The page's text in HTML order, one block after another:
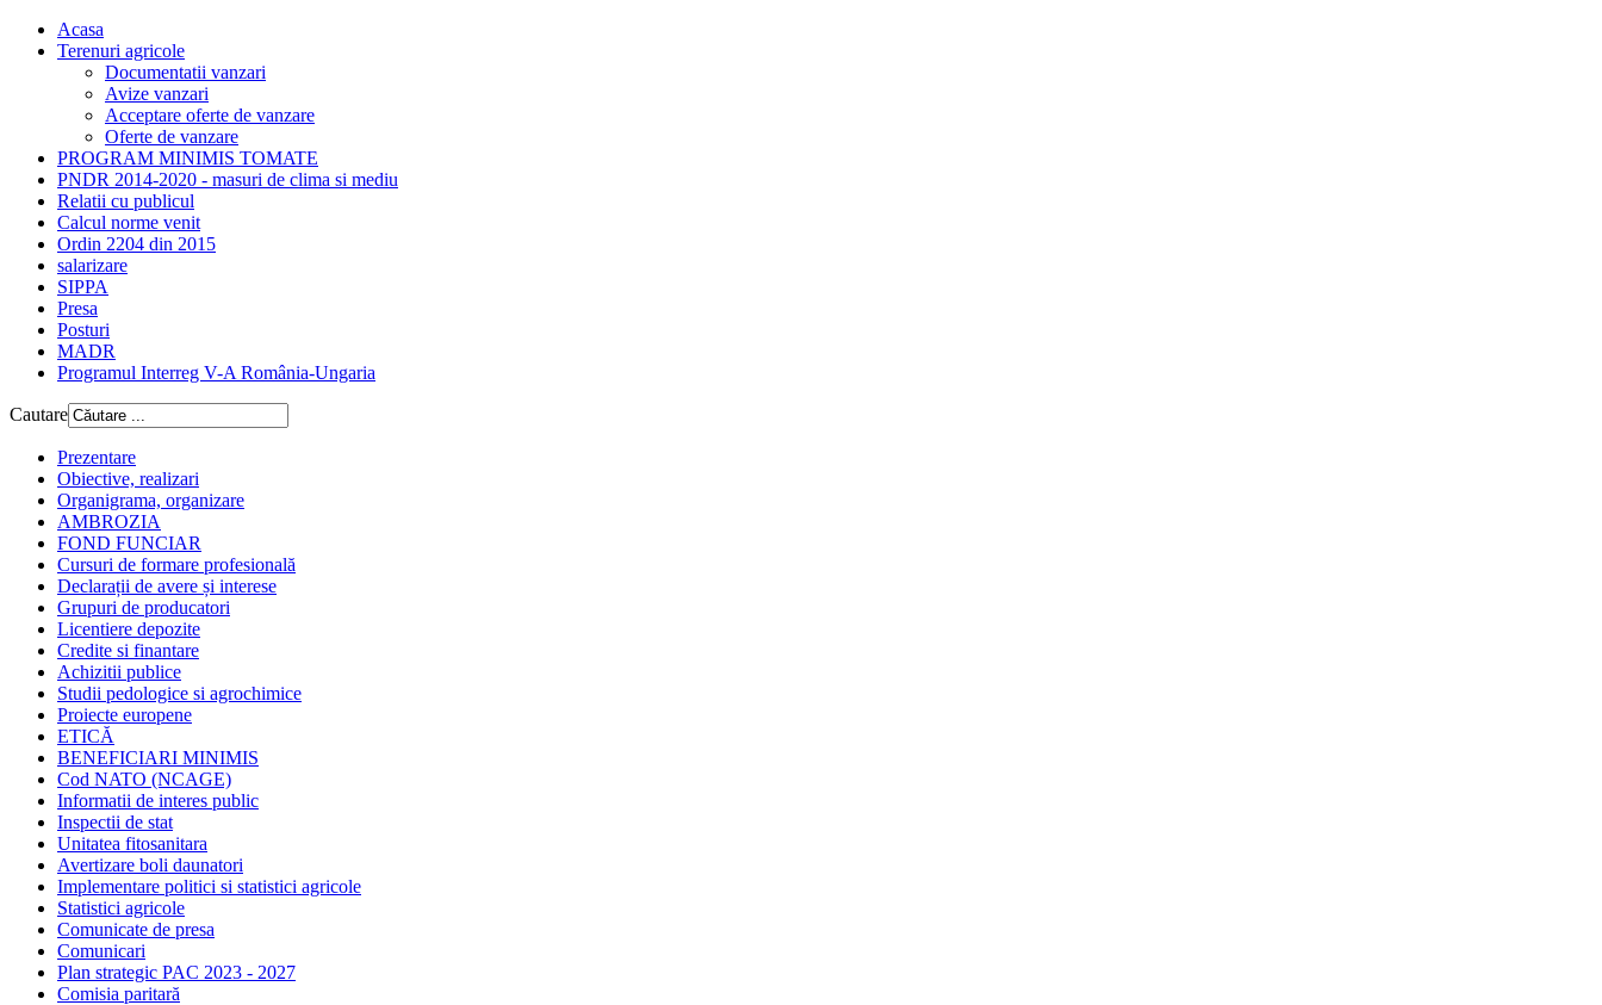
Acasa
Terenuri agricole
Documentatii vanzari
Avize vanzari
Acceptare oferte de vanzare
Oferte de vanzare
PROGRAM MINIMIS TOMATE
PNDR 2014-2020 - masuri de clima si mediu
Relatii cu publicul
Calcul norme venit
Ordin 2204 din 2015
salarizare
SIPPA
Presa
Posturi
MADR
Programul Interreg V-A România-Ungaria
Cautare
Prezentare
Obiective, realizari
Organigrama, organizare
AMBROZIA
FOND FUNCIAR
Cursuri de formare profesională
Declarații de avere și interese
Grupuri de producatori
Licentiere depozite
Credite si finantare
Achizitii publice
Studii pedologice si agrochimice
Proiecte europene
ETICĂ
BENEFICIARI MINIMIS
Cod NATO (NCAGE)
Informatii de interes public
Inspectii de stat
Unitatea fitosanitara
Avertizare boli daunatori
Implementare politici si statistici agricole
Statistici agricole
Comunicate de presa
Comunicari
Plan strategic PAC 2023 - 2027
Comisia paritară